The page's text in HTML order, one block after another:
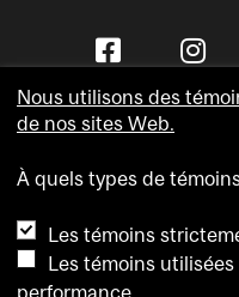
Nous utilisons des
de nos sites Web.
À quels types de
Les témoins
Les témoins
performance